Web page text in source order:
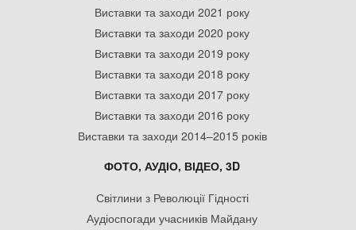
Виставки та заходи 2021 року
Виставки та заходи 2020 року
Виставки та заходи 2019 року
Виставки та заходи 2018 року
Виставки та заходи 2017 року
Виставки та заходи 2016 року
Виставки та заходи 2014–2015 років
ФОТО, АУДІО, ВІДЕО, 3D
Світлини з Революції Гідності
Аудіоспогади учасників Майдану